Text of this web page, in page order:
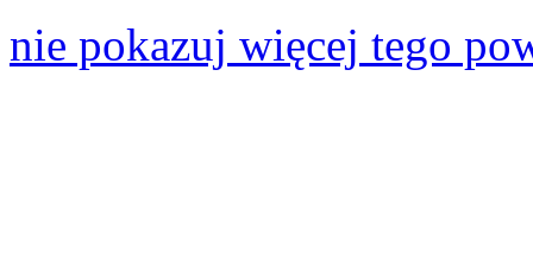
nie pokazuj więcej tego